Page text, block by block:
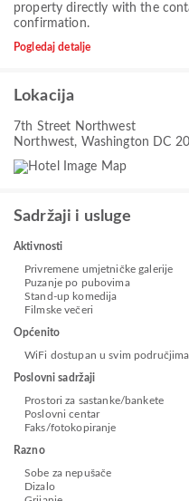
property directly with the
confirmation.
Pogledaj detalje
Lokacija
7th Street Northwest
Northwest, Washington DC
Sadržaji i usluge
Aktivnosti
Privremene umjetničke galerije
Puzanje po pubovima
Stand-up komedija
Filmske večeri
Općenito
WiFi dostupan u svim područjima
Poslovni sadržaji
Prostori za sastanke/bankete
Poslovni centar
Faks/fotokopiranje
Razno
Sobe za nepušače
Dizalo